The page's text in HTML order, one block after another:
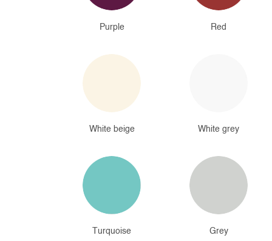
Red
Purple
White grey
White beige
Grey
Turquoise